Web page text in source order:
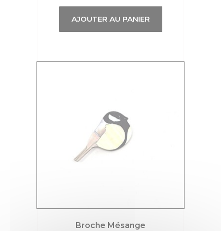
AJOUTER AU PANIER
Broche Mésange